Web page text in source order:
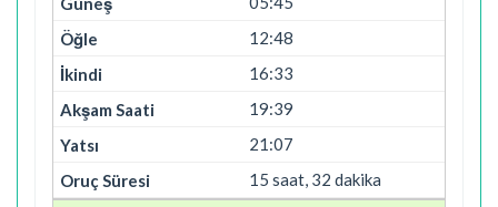
12:48
16:33
19:39
21:07
15 saat, 32 dakika